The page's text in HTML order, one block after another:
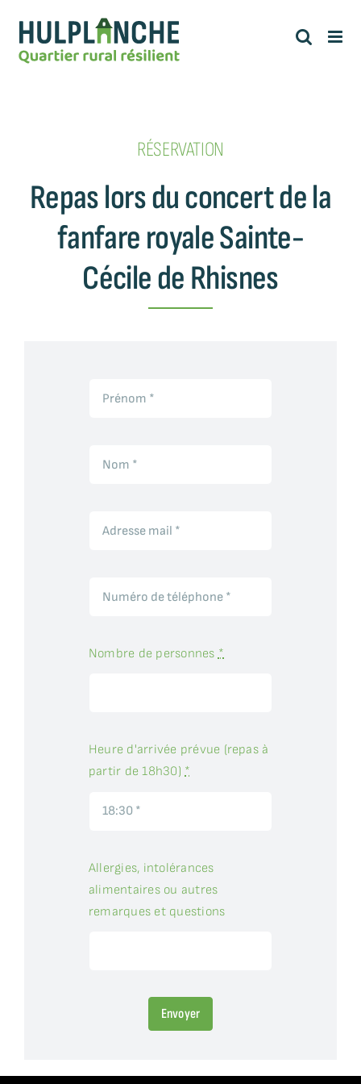
contenu
RÉSERVATION
Repas lors du concert de la
fanfare royale Sainte-
Cécile de Rhisnes
Nombre de personnes*
Heure d'arrivée prévue (repas à
partir de 18h30)*
Allergies, intolérances
alimentaires ou autres
remarques et questions
Envoyer